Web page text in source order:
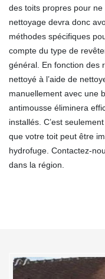
des toits propres pour
nettoyage devra donc
méthodes spécifiques
compte du type de
général. En fonction des
nettoyé à l’aide de
manuellement avec une
antimousse éliminera
installés. C’est
que votre toit peut être
hydrofuge. Contactez-
dans la région.